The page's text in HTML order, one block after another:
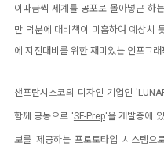
이따금씩 세계를 공포로 몰아넣곤 하
만 덕분에 대비책이 미흡하여 예상치
에 지진대비를 위한 재미있는 인포그
샌프란시스코의 디자인 기업인 '
함께 공동으로 'SF-Prep'을 개발중에
보를 제공하는 프로토타입 시스템으